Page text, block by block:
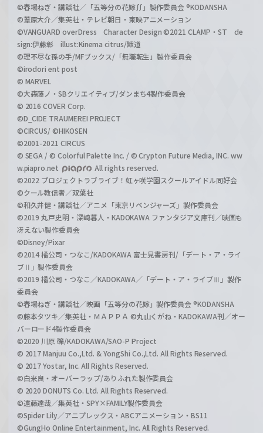
©春場ねぎ・講談社／「五等分の花嫁∬」製作委員会 ®KODANSHA
©葦原大介／集英社・テレビ朝日・東映アニメーション
©VANGUARD overDress Character Design ©2021 CLAMP・ST de
sign:伊藤彰 illust:Kinema citrus/獣道
©理不尽な孫の手/MFブックス/「無職転生」製作委員会
©irodori ent post
© MARVEL
©大森藤ノ・SBクリエイティブ/ダンまち4製作委員会
© 2016 COVER Corp.
©D_CIDE TRAUMEREI PROJECT
©CIRCUS/ ©HIKOSEN
©2001-2021 CIRCUS
© SEGA / © Colorful Palette Inc. / © Crypton Future Media, INC. ww
w.piapro.net
All rights reserved.
©2022 プロジェクトラブライブ！虹ヶ咲学園スクールアイドル同好会
©クール教信者／双葉社
©和久井健・講談社／アニメ「東京リベンジャーズ」製作委員会
©2019 丸戸史明・深崎暮人・KADOKAWA ファンタジア文庫刊／映画も
冴えない製作委員会
©Disney/Pixar
©2014 橘公司・つなこ/KADOKAWA 富士見書房刊/「デート・ア・ライ
ブⅡ」製作委員会
©2019 橘公司・つなこ／KADOKAWA／「デート・ア・ライブⅢ」製作
委員会
©春場ねぎ・講談社／映画「五等分の花嫁」製作委員会 ®KODANSHA
©藤本タツキ／集英社・ＭＡＰＰＡ ©丸山くがね・KADOKAWA刊／オー
バーロード4製作委員会
©2020 川原 礫/KADOKAWA/SAO-P Project
© 2017 Manjuu Co.,Ltd. & YongShi Co.,Ltd. All Rights Reserved.
© 2017 Yostar, Inc. All Rights Reserved.
©白米良・オーバーラップ/ありふれた製作委員会
© 2020 DONUTS Co. Ltd. All Rights Reserved.
©遠藤達哉／集英社・SPY×FAMILY製作委員会
©Spider Lily／アニプレックス・ABCアニメーション・BS11
©GungHo Online Entertainment, Inc. All Rights Reserved.